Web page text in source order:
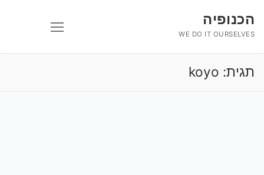
לתוכןהכנופיה
WE DO IT OURSELVES
תגית: koyo